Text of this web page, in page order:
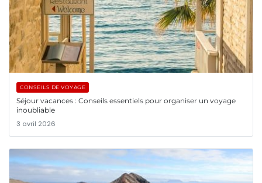
CONSEILS DE VOYAGE
Séjour vacances : Conseils essentiels pour organiser un voyage
inoubliable
3 avril 2026